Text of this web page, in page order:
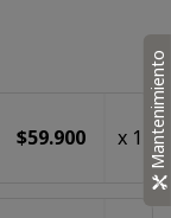
$59.900 x 1 Mantenimiento